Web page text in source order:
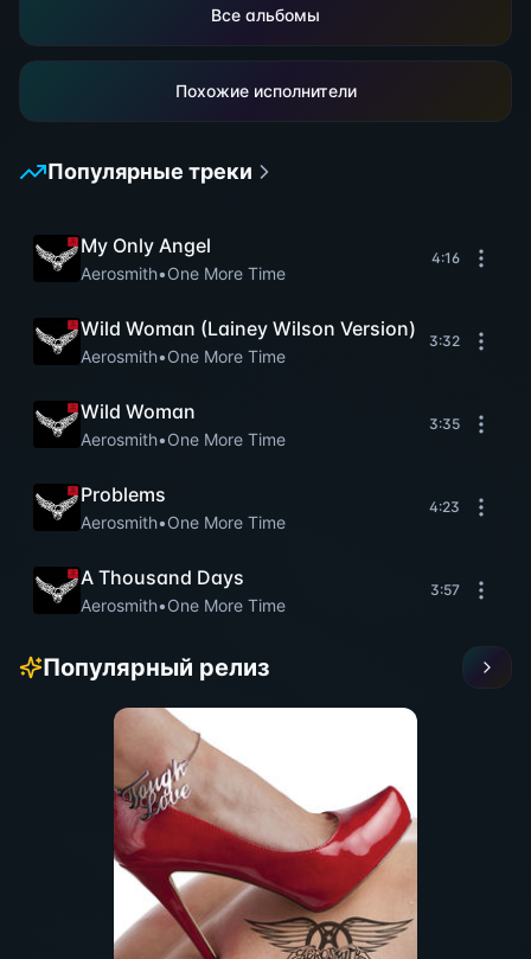
Все альбомы
Похожие исполнители
Популярные треки
My Only Angel
Aerosmith•One More Time
4:16
Wild Woman (Lainey Wilson Version)
Aerosmith•One More Time
3:32
Wild Woman
Aerosmith•One More Time
3:35
Problems
Aerosmith•One More Time
4:23
A Thousand Days
Aerosmith•One More Time
3:57
Популярный релиз